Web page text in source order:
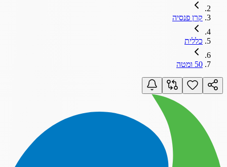
קרן פנסיה
כללית
50 ומטה